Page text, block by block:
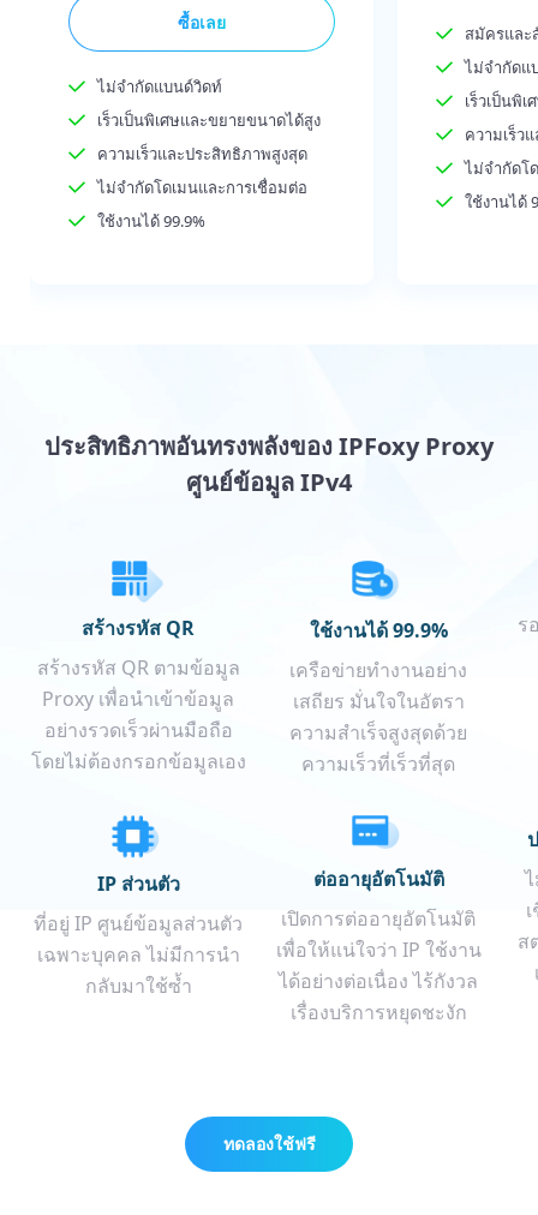
ซื้อเลย
ไม่จำกัดแบนด์วิดท์
เร็วเป็นพิเศษและขยายขนาดได้สูง
ความเร็วและประสิทธิภาพสูงสุด
ไม่จำกัดโดเมนและการเชื่อมต่อ
ใช้งานได้ 99.9%
สมัครและ
ไม่จำกัดแ
เร็วเป็นพิ
ความเร็ว
ไม่จำกัดโ
ใช้งานได้
ประสิทธิภาพอันทรงพลังของ IPFoxy Proxy
ศูนย์ข้อมูล IPv4
ทดลองใช้ฟรี
สร้างรหัส QR
สร้างรหัส QR ตามข้อมูล
Proxy เพื่อนำเข้าข้อมูล
อย่างรวดเร็วผ่านมือถือ
โดยไม่ต้องกรอกข้อมูลเอง
ใช้งานได้ 99.9%
เครือข่ายทำงานอย่าง
เสถียร มั่นใจในอัตรา
ความสำเร็จสูงสุดด้วย
ความเร็วที่เร็วที่สุด
ร
IP ส่วนตัว
ที่อยู่ IP ศูนย์ข้อมูลส่วนตัว
เฉพาะบุคคล ไม่มีการนำ
กลับมาใช้ซ้ำ
ต่ออายุอัตโนมัติ
เปิดการต่ออายุอัตโนมัติ
เพื่อให้แน่ใจว่า IP ใช้งาน
ได้อย่างต่อเนื่อง ไร้กังวล
เรื่องบริการหยุดชะงัก
ส